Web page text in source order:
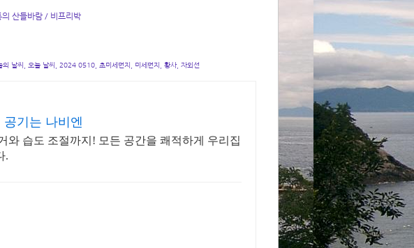
의 산들바람 / 비프리박
의 날씨, 오늘 날씨, 2024 0510, 초미세먼지, 미세먼지, 황사, 자외선
기는 나비엔
와 습도 조절까지! 모든 공간을 쾌적하게 우리집
.